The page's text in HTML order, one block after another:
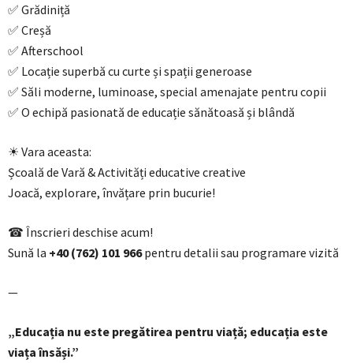
✅ Grădiniță
✅ Creșă
✅ Afterschool
✅ Locație superbă cu curte și spații generoase
✅ Săli moderne, luminoase, special amenajate pentru copii
✅ O echipă pasionată de educație sănătoasă și blândă
☀ Vara aceasta:
Școală de Vară & Activități educative creative
Joacă, explorare, învățare prin bucurie!
☎ Înscrieri deschise acum!
Sună la ‪+40 (762) 101 966‬pentru detalii sau programare vizită
—
„Educația nu este pregătirea pentru viață; educația este
viața însăși.”